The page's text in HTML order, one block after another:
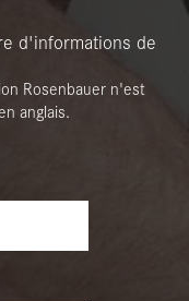
d'informations de
Rosenbauer n'est
anglais.